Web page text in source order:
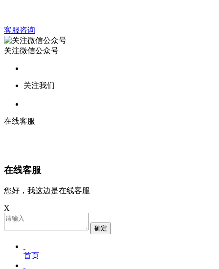
客服咨询
关注微信公众号
关注我们
在线客服
在线客服
您好，我这边是在线客服
X
确定
首页